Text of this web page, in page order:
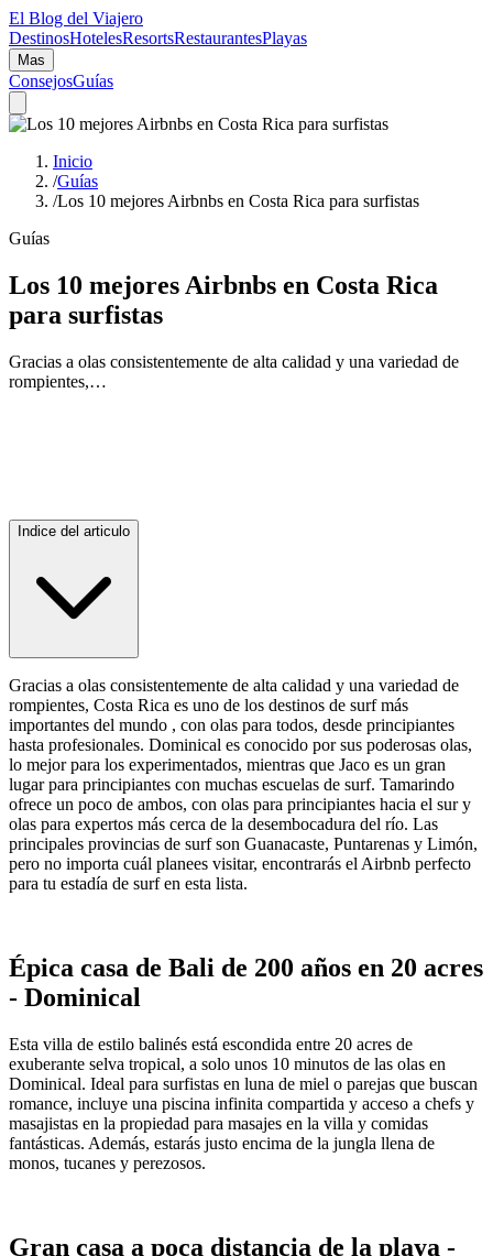
El Blog del Viajero
DestinosHotelesResortsRestaurantesPlayas
Mas
ConsejosGuías
Inicio
/Guías
/Los 10 mejores Airbnbs en Costa Rica para surfistas
Guías
Los 10 mejores Airbnbs en Costa Rica
para surfistas
Gracias a olas consistentemente de alta calidad y una variedad de
rompientes,…
Indice del articulo
Gracias a olas consistentemente de alta calidad y una variedad de
rompientes, Costa Rica es uno de los destinos de surf más
importantes del mundo , con olas para todos, desde principiantes
hasta profesionales. Dominical es conocido por sus poderosas olas,
lo mejor para los experimentados, mientras que Jaco es un gran
lugar para principiantes con muchas escuelas de surf. Tamarindo
ofrece un poco de ambos, con olas para principiantes hacia el sur y
olas para expertos más cerca de la desembocadura del río. Las
principales provincias de surf son Guanacaste, Puntarenas y Limón,
pero no importa cuál planees visitar, encontrarás el Airbnb perfecto
para tu estadía de surf en esta lista.
Épica casa de Bali de 200 años en 20 acres
- Dominical
Esta villa de estilo balinés está escondida entre 20 acres de
exuberante selva tropical, a solo unos 10 minutos de las olas en
Dominical. Ideal para surfistas en luna de miel o parejas que buscan
romance, incluye una piscina infinita compartida y acceso a chefs y
masajistas en la propiedad para masajes en la villa y comidas
fantásticas. Además, estarás justo encima de la jungla llena de
monos, tucanes y perezosos.
Gran casa a poca distancia de la playa -